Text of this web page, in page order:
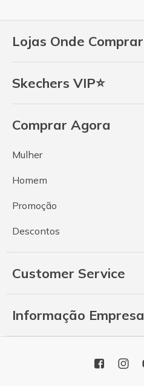
Lojas Onde Comprar
Skechers VIP⭐
Comprar Agora
Mulher
Homem
Promoção
Descontos
Customer Service
Informação Empresa